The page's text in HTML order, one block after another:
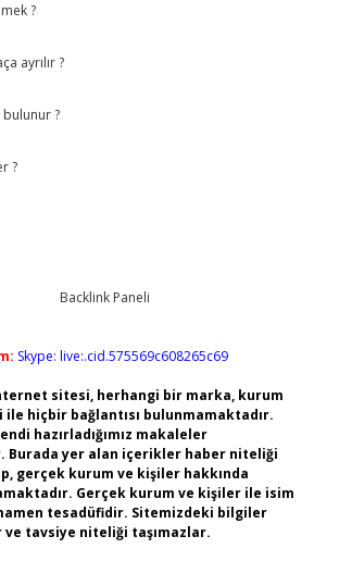
?
ayrılır ?
bulunur ?
?
Skype: live:.cid.575569c608265c69
sitesi, herhangi bir marka, kurum
ile hiçbir bağlantısı bulunmamaktadır.
hazırladığımız makaleler
Burada yer alan içerikler haber niteliği
gerçek kurum ve kişiler hakkında
Gerçek kurum ve kişiler ile isim
tesadüfidir. Sitemizdeki bilgiler
tavsiye niteliği taşımazlar.